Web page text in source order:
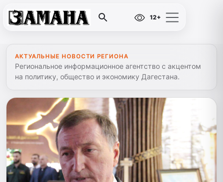
12+
АКТУАЛЬНЫЕ НОВОСТИ РЕГИОНА
Региональное информационное агентство с акцентом
на политику, общество и экономику Дагестана.